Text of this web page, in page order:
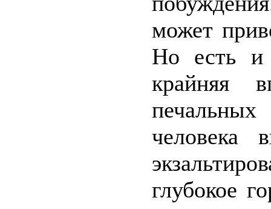
может
Но есть и
крайняя
человека
глубокое